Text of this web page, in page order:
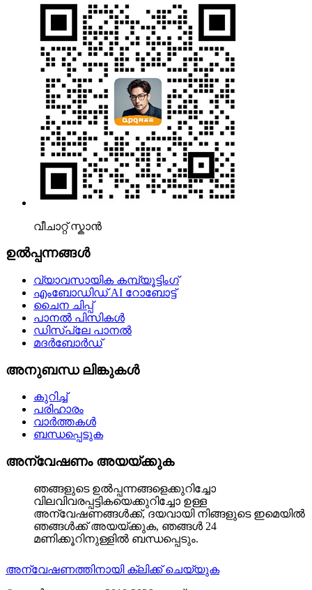
വീചാറ്റ് സ്കാൻ
ഉൽപ്പന്നങ്ങൾ
വ്യാവസായിക കമ്പ്യൂട്ടിംഗ്
എംബോഡിഡ് AI റോബോട്ട്
ചൈന ചിപ്പ്
പാനൽ പിസികൾ
ഡിസ്പ്ലേ പാനൽ
മദർബോർഡ്
അനുബന്ധ ലിങ്കുകൾ
കുറിച്ച്
പരിഹാരം
വാർത്തകൾ
ബന്ധപ്പെടുക
അന്വേഷണം അയയ്ക്കുക
ഞങ്ങളുടെ ഉൽപ്പന്നങ്ങളെക്കുറിച്ചോ
വിലവിവരപ്പട്ടികയെക്കുറിച്ചോ ഉള്ള
അന്വേഷണങ്ങൾക്ക്, ദയവായി നിങ്ങളുടെ ഇമെയിൽ
ഞങ്ങൾക്ക് അയയ്ക്കുക, ഞങ്ങൾ 24
മണിക്കൂറിനുള്ളിൽ ബന്ധപ്പെടും.
അന്വേഷണത്തിനായി ക്ലിക്ക് ചെയ്യുക